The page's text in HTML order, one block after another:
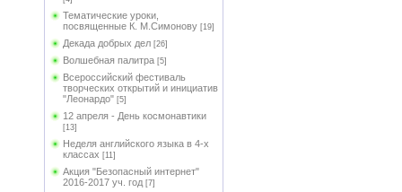
Тематические уроки,
посвященные К. М.Симонову [19]
Декада добрых дел [26]
Волшебная палитра [5]
Всероссийский фестиваль
творческих открытий и инициатив
"Леонардо" [5]
12 апреля - День космонавтики
[13]
Неделя английского языка в 4-х
классах [11]
Акция "Безопасный интернет"
2016-2017 уч. год [7]